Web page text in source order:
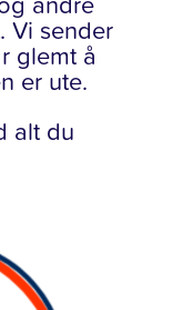
Vi sender
glemt å
er ute.
alt du